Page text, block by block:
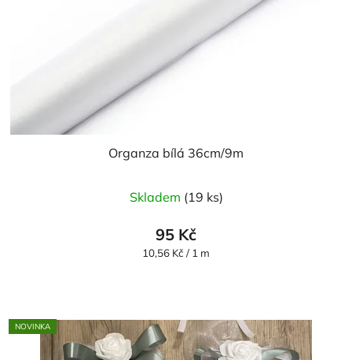
Organza bílá 36cm/9m
hodnocení
produktu
je
hvězdiček.
Skladem (19 ks)
95 Kč
Měrná
10,56 Kč / 1 m
NOVINKA